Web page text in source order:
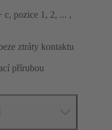
c, pozice 1, 2, ... ,
ztráty kontaktu
přírubou